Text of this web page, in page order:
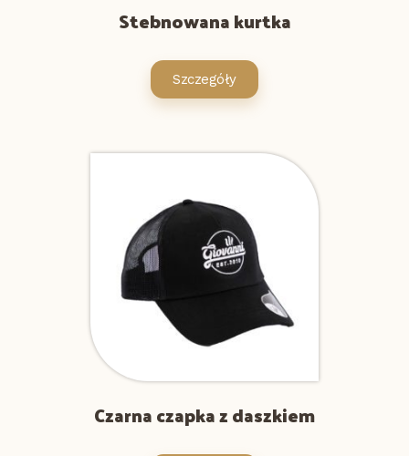
Stebnowana kurtka
Szczegóły
Czarna czapka z daszkiem